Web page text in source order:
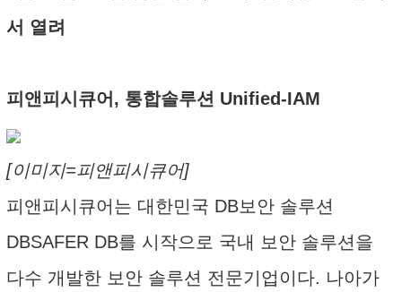
서 열려
피앤피시큐어, 통합솔루션 Unified-IAM
[이미지=피앤피시큐어]
피앤피시큐어는 대한민국 DB보안 솔루션
DBSAFER DB를 시작으로 국내 보안 솔루션을
다수 개발한 보안 솔루션 전문기업이다. 나아가